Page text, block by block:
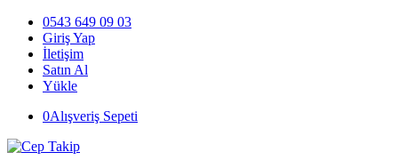
0543 649 09 03
Giriş Yap
İletişim
Satın Al
Yükle
0Alışveriş Sepeti